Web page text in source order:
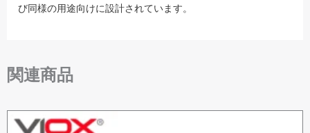
び同様の用途向けに設計されています。
関連商品